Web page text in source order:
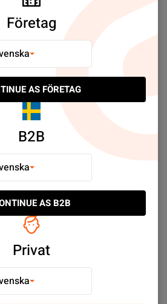
iPad 8 10.2" 2020
Sidoknappar - Grå
SEK 49.00
Företag
AS FÖRETAG
B2B
AS B2B
Privat